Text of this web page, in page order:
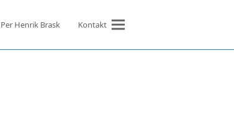
Per Henrik Brask Kontakt